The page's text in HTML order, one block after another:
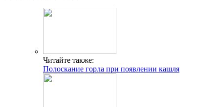
Читайте также:
Полоскание горла при появлении кашля